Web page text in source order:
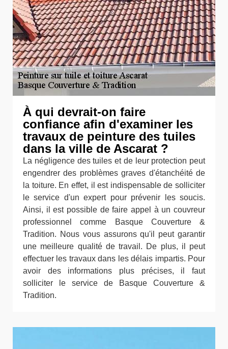
À qui devrait-on faire
confiance afin d'examiner les
travaux de peinture des tuiles
dans la ville de Ascarat ?
La négligence des tuiles et de leur protection peut
engendrer des problèmes graves d'étanchéité de
la toiture. En effet, il est indispensable de solliciter
le service d'un expert pour prévenir les soucis.
Ainsi, il est possible de faire appel à un couvreur
professionnel comme Basque Couverture &
Tradition. Nous vous assurons qu'il peut garantir
une meilleure qualité de travail. De plus, il peut
effectuer les travaux dans les délais impartis. Pour
avoir des informations plus précises, il faut
solliciter le service de Basque Couverture &
Tradition.